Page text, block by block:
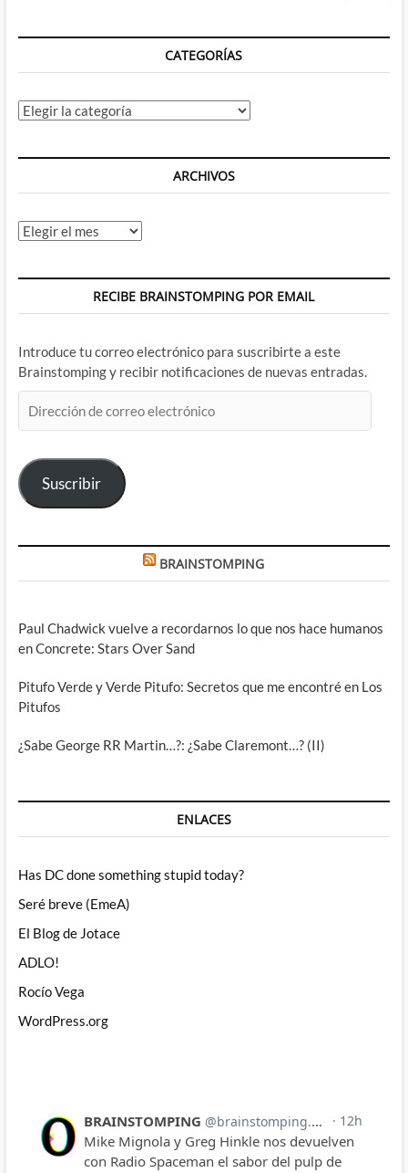
CATEGORÍAS
Categorías
ARCHIVOS
Archivos
RECIBE BRAINSTOMPING POR EMAIL
Introduce tu correo electrónico para suscribirte a este
Brainstomping y recibir notificaciones de nuevas entradas.
de
electrónico
Suscribir
BRAINSTOMPING
Paul Chadwick vuelve a recordarnos lo que nos hace humanos
en Concrete: Stars Over Sand
Pitufo Verde y Verde Pitufo: Secretos que me encontré en Los
Pitufos
¿Sabe George RR Martin…?: ¿Sabe Claremont…? (II)
ENLACES
Has DC done something stupid today?
Seré breve (EmeA)
El Blog de Jotace
ADLO!
Rocío Vega
WordPress.org